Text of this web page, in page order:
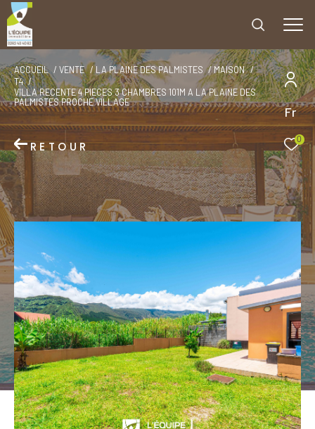
Fr
0
ACCUEIL VENTE LA PLAINE DES PALMISTES
MAISON
T4
VILLA RECENTE 4 PIECES 3 CHAMBRES 101M A LA PLAINE DES
PALMISTES PROCHE VILLAGE
RETOUR